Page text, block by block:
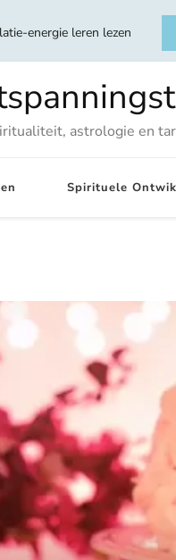
energie leren lezen
astrologie en
Spirituele